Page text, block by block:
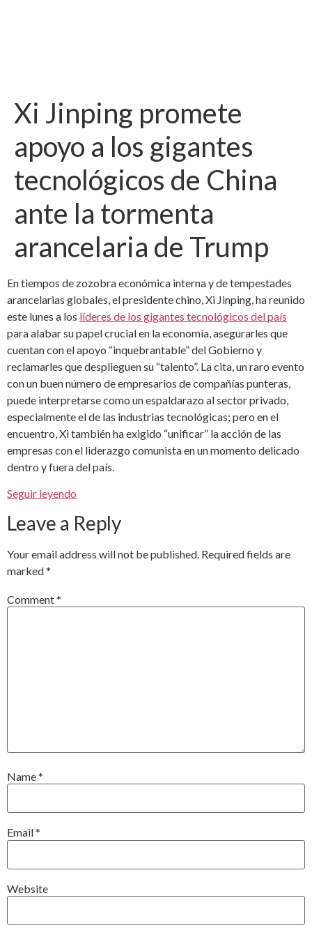
Xi Jinping promete
apoyo a los gigantes
tecnológicos de China
ante la tormenta
arancelaria de Trump
En tiempos de zozobra económica interna y de tempestades
arancelarias globales, el presidente chino, Xi Jinping, ha reunido
este lunes a los líderes de los gigantes tecnológicos del país
para alabar su papel crucial en la economía, asegurarles que
cuentan con el apoyo “inquebrantable” del Gobierno y
reclamarles que desplieguen su “talento”. La cita, un raro evento
con un buen número de empresarios de compañías punteras,
puede interpretarse como un espaldarazo al sector privado,
especialmente el de las industrias tecnológicas; pero en el
encuentro, Xi también ha exigido “unificar” la acción de las
empresas con el liderazgo comunista en un momento delicado
dentro y fuera del país.
Seguir leyendo
Leave a Reply
Your email address will not be published. Required fields are
marked*
Comment*
Name*
Email*
Website